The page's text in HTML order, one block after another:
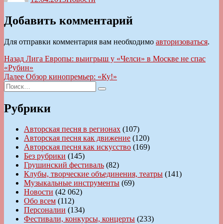
Добавить комментарий
Для отправки комментария вам необходимо авторизоваться.
Навигация
по
записям
Назад Предыдущая
запись:
Лига Европы: выигрыш у «Челси» в Москве не спас
«Рубин»
Далее Следующая
Обзор кинопремьер: «Ку!»
Искать:
Поиск
Рубрики
Авторская песня в регионах (107)
Авторская песня как движение (120)
Авторская песня как искусство (169)
Без рубрики (145)
Грушинский фестиваль (82)
Клубы, творческие объединения, театры (141)
Музыкальные инструменты (69)
Новости (42 062)
Обо всем (112)
Персоналии (134)
Фестивали, конкурсы, концерты (233)